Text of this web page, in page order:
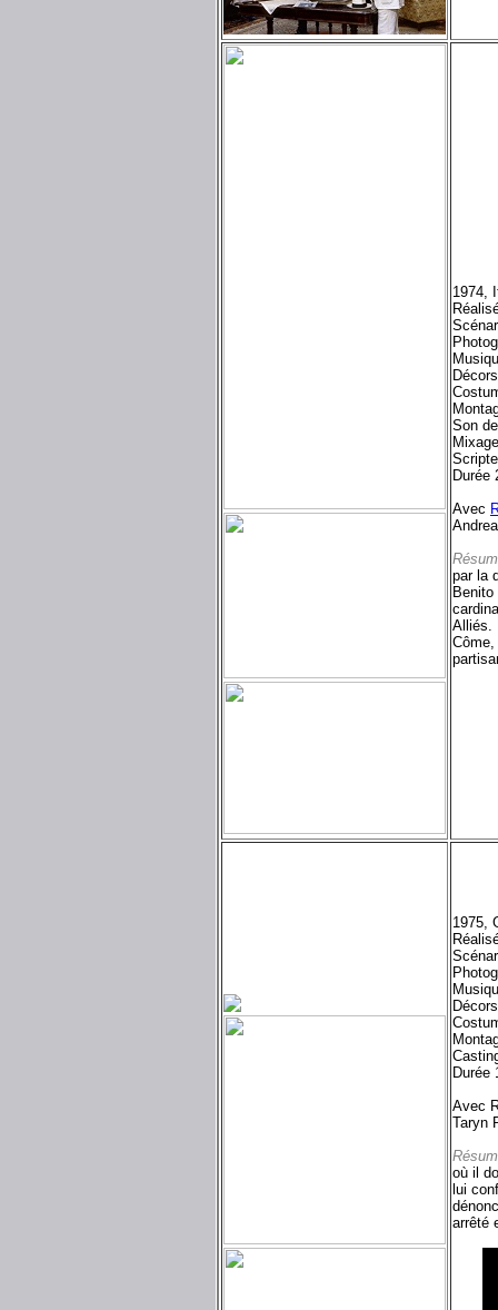
1974,
Son
Durée
Avec
par la
Alliés.
1975,
Durée
Avec
Taryn
où il
lui
arrêté